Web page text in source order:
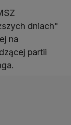
dniach"
na
partii